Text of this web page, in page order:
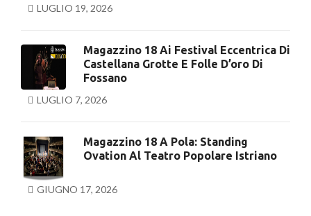
LUGLIO 19, 2026
Magazzino 18 Ai Festival Eccentrica Di
Castellana Grotte E Folle D’oro Di
Fossano
LUGLIO 7, 2026
Magazzino 18 A Pola: Standing
Ovation Al Teatro Popolare Istriano
GIUGNO 17, 2026